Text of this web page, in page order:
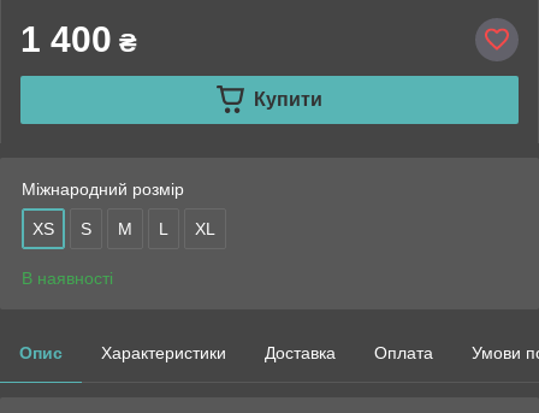
1 400 ₴
Купити
Міжнародний розмір
XS S M L XL
В наявності
Опис Характеристики Доставка Оплата Умови